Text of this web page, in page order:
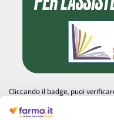
Cliccando il badge, puoi
autorizzata dal Ministero della
medicinali.